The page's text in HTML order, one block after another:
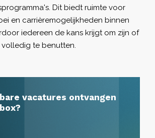
Dit biedt ruimte voor
en carrièremogelijkheden binnen
iedereen de kans krijgt om zijn of
te benutten.
vacatures ontvangen